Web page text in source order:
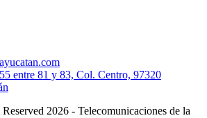
entre 81 y 83, Col. Centro, 97320
2026 - Telecomunicaciones de la